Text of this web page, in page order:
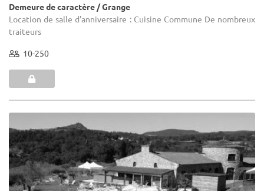
Demeure de caractère / Grange
Location de salle d'anniversaire : Cuisine Commune De nombreux
traiteurs
10-250